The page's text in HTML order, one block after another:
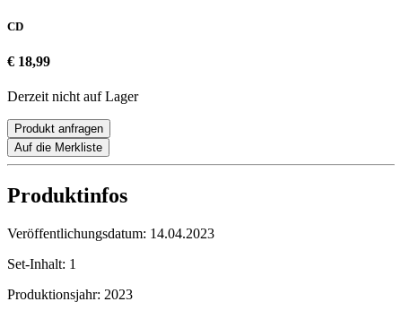
CD
€ 18,99
Derzeit nicht auf Lager
Produkt anfragen
Auf die Merkliste
Produktinfos
Veröffentlichungsdatum: 14.04.2023
Set-Inhalt: 1
Produktionsjahr: 2023